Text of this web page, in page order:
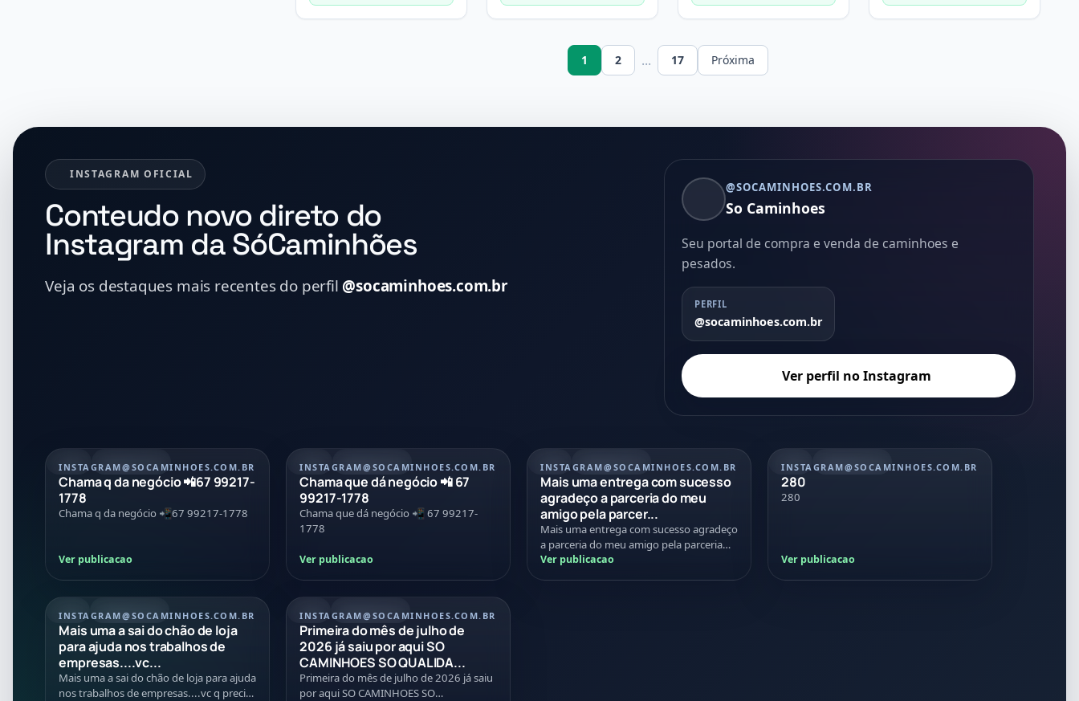
1 2 ... 17 Próxima
INSTAGRAM OFICIAL
Conteudo novo direto do
Instagram da SóCaminhões
Veja os destaques mais recentes do perfil @socaminhoes.com.br
@SOCAMINHOES.COM.BR
So Caminhoes
Seu portal de compra e venda de caminhoes e
pesados.
PERFIL
@socaminhoes.com.br
Ver perfil no Instagram
POST 21/07/2026
INSTAGRAM@SOCAMINHOES.COM.BR
Chama q da negócio 📲67 99217-
1778
Chama q da negócio 📲67 99217-1778
Ver publicacao
POST 21/07/2026
INSTAGRAM@SOCAMINHOES.COM.BR
Chama que dá negócio 📲 67
99217-1778
Chama que dá negócio 📲 67 99217-
1778
Ver publicacao
REEL 21/07/2026
INSTAGRAM@SOCAMINHOES.COM.BR
Mais uma entrega com sucesso
agradeço a parceria do meu
amigo pela parcer...
Mais uma entrega com sucesso agradeço
a parceria do meu amigo pela parceria
nessa negociação Tmj
Ver publicacao
REEL 20/07/2026
INSTAGRAM@SOCAMINHOES.COM.BR
280
280
Ver publicacao
REEL 08/07/2026
INSTAGRAM@SOCAMINHOES.COM.BR
Mais uma a sai do chão de loja
para ajuda nos trabalhos de
empresas....vc...
Mais uma a sai do chão de loja para ajuda
nos trabalhos de empresas....vc q precisa
REEL 01/07/2026
INSTAGRAM@SOCAMINHOES.COM.BR
Primeira do mês de julho de
2026 já saiu por aqui SO
CAMINHOES SO QUALIDA...
Primeira do mês de julho de 2026 já saiu
por aqui SO CAMINHOES SO